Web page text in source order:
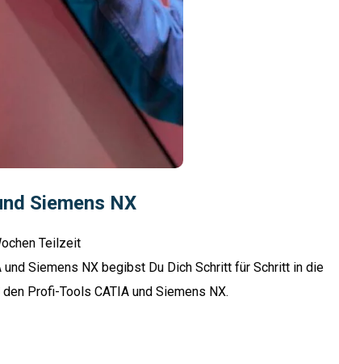
Siemens NX
Teilzeit
und Siemens NX begibst Du Dich Schritt für Schritt in die
Profi-Tools CATIA und Siemens NX.